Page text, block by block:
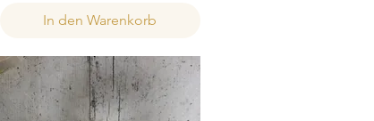
In den Warenkorb